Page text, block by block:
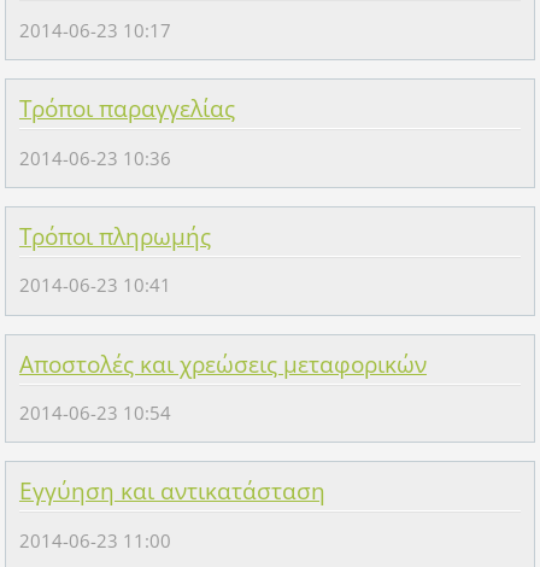
2014-06-23 10:17
Τρόποι παραγγελίας
2014-06-23 10:36
Τρόποι πληρωμής
2014-06-23 10:41
Αποστολές και χρεώσεις μεταφορικών
2014-06-23 10:54
Εγγύηση και αντικατάσταση
2014-06-23 11:00